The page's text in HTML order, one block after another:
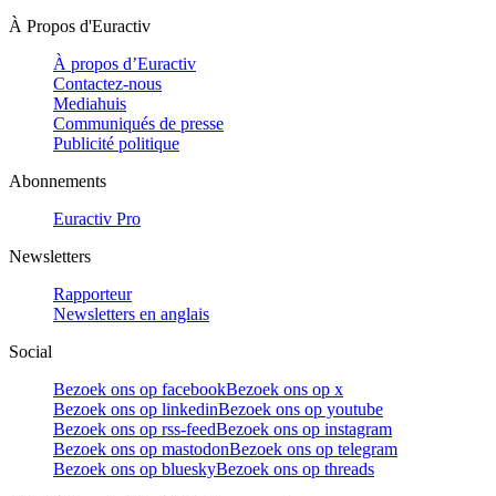
À Propos d'Euractiv
À propos d’Euractiv
Contactez-nous
Mediahuis
Communiqués de presse
Publicité politique
Abonnements
Euractiv Pro
Newsletters
Rapporteur
Newsletters en anglais
Social
Bezoek ons op facebookBezoek ons op x
Bezoek ons op linkedinBezoek ons op youtube
Bezoek ons op rss-feedBezoek ons op instagram
Bezoek ons op mastodonBezoek ons op telegram
Bezoek ons op blueskyBezoek ons op threads